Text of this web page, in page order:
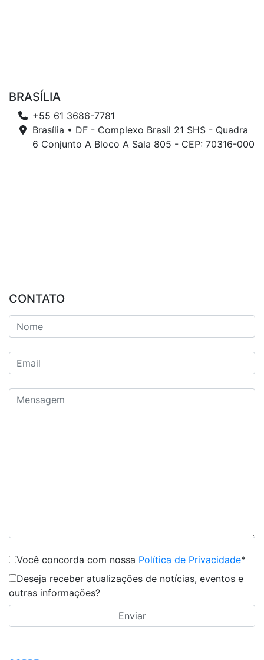
BRASÍLIA
+55 61 3686-7781
Brasília • DF - Complexo Brasil 21 SHS - Quadra
6 Conjunto A Bloco A Sala 805 - CEP: 70316-000
CONTATO
Você concorda com nossa Política de Privacidade*
Deseja receber atualizações de notícias, eventos e
outras informações?